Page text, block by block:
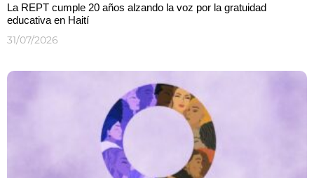
La REPT cumple 20 años alzando la voz por la gratuidad
educativa en Haití
31/07/2026